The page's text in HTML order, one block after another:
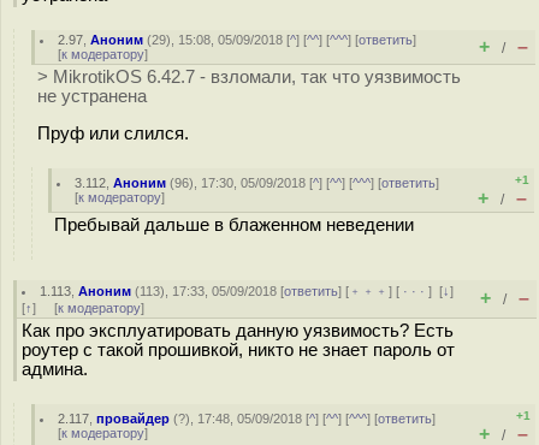
2.97 ,Аноним (29), 15:08, 05/09/2018 [^] [^^] [^^^] [ответить]
[к модератору] + / –
> MikrotikOS 6.42.7 - взломали, так что уязвимость
не устранена
Пруф или слился.
3.112 ,Аноним (96), 17:30, 05/09/2018 [^] [^^] [^^^] [ответить]
[к модератору]
+1
+ / –
Пребывай дальше в блаженном неведении
1.113 ,Аноним (113), 17:33, 05/09/2018 [ответить] [ ﹢﹢﹢] [ · · ·][↓]
[↑] [к модератору] + / –
Как про эксплуатировать данную уязвимость? Есть
роутер с такой прошивкой, никто не знает пароль от
админа.
2.117 ,провайдер (?), 17:48, 05/09/2018 [^] [^^] [^^^] [ответить]
[к модератору]
+1
+ / –